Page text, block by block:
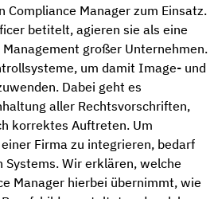
Compliance Manager zum Einsatz.
betitelt, agieren sie als eine
großer Unternehmen.
um damit Image- und
Dabei geht es
aller Rechtsvorschriften,
korrektes Auftreten. Um
Firma zu integrieren, bedarf
Systems. Wir erklären, welche
Manager hierbei übernimmt, wie